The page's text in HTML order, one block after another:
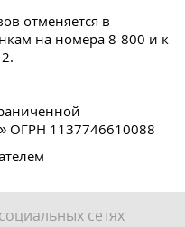
отменяется в
на номера 8-800 и к
ОГРН 1137746610088
сетях